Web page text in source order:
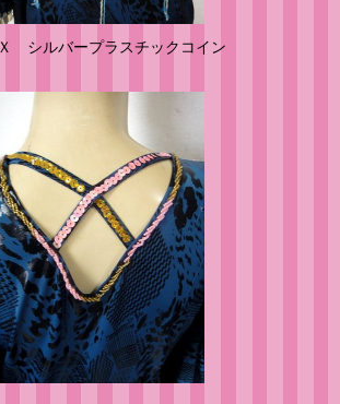
シルバープラスチックコイン